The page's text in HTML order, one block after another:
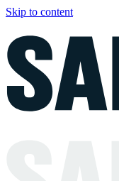
Skip to content